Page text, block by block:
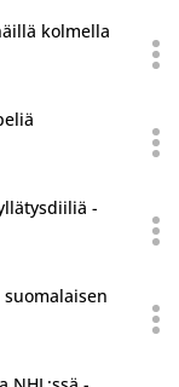
kolmella
-